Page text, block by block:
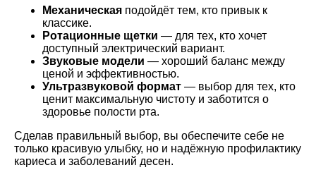
Механическая подойдёт тем, кто привык к
классике.
Ротационные щетки — для тех, кто хочет
доступный электрический вариант.
Звуковые модели — хороший баланс между
ценой и эффективностью.
Ультразвуковой формат — выбор для тех, кто
ценит максимальную чистоту и заботится о
здоровье полости рта.
Сделав правильный выбор, вы обеспечите себе не
только красивую улыбку, но и надёжную профилактику
кариеса и заболеваний десен.